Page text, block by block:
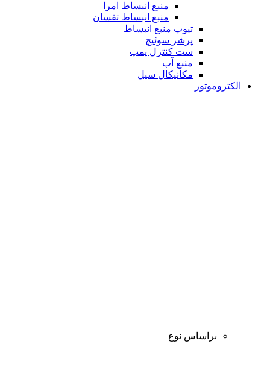
منبع انبساط امرا
منبع انبساط تفسان
تیوپ منبع انبساط
پرشر سوئیچ
ست کنترل پمپ
منبع آب
مکانیکال سیل
الکتروموتور
براساس نوع